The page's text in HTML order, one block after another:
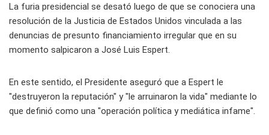
La furia presidencial se desató luego de que se conociera una
resolución de la Justicia de Estados Unidos vinculada a las
denuncias de presunto financiamiento irregular que en su
momento salpicaron a José Luis Espert.
En este sentido, el Presidente aseguró que a Espert le
"destruyeron la reputación" y "le arruinaron la vida" mediante lo
que definió como una "operación política y mediática infame".